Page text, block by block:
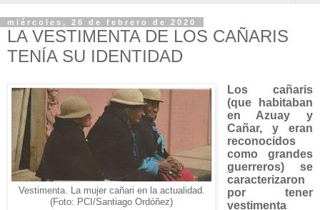
miércoles, 26 de febrero de 2020
LA VESTIMENTA DE LOS CAÑARIS
TENÍA SU IDENTIDAD
Vestimenta. La mujer cañari en la actualidad.
(Foto: PCI/Santiago Ordóñez)
Los cañaris
(que habitaban
en Azuay y
Cañar, y eran
reconocidos
como grandes
guerreros) se
caracterizaron
por tener
vestimenta